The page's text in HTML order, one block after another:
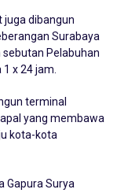
juga dibangun
Surabaya
Pelabuhan
x 24 jam.
terminal
yang membawa
kota-kota
Gapura Surya